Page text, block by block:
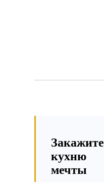
Закажите
кухню
мечты